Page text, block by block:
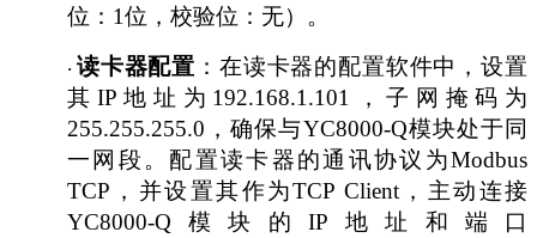
位：1位，校验位：无）。
· 读卡器配置 ：在读卡器的配置软件中，设置
其 IP地址为192.168.1.101，子网掩码为
255.255.255.0，确保与YC8000-Q模块处于同
一网段。配置读卡器的通讯协议为Modbus
TCP，并设置其作为TCP Client，主动连接
YC8000-Q模块的IP地址和端口